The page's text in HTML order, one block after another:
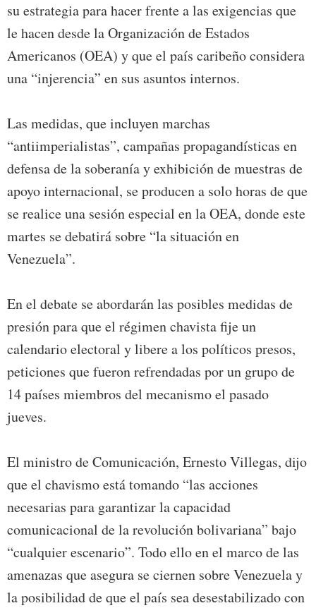
su estrategia para hacer frente a las exigencias que
le hacen desde la Organización de Estados
Americanos (OEA) y que el país caribeño considera
una “injerencia” en sus asuntos internos.
Las medidas, que incluyen marchas
“antiimperialistas”, campañas propagandísticas en
defensa de la soberanía y exhibición de muestras de
apoyo internacional, se producen a solo horas de que
se realice una sesión especial en la OEA, donde este
martes se debatirá sobre “la situación en
Venezuela”.
En el debate se abordarán las posibles medidas de
presión para que el régimen chavista fije un
calendario electoral y libere a los políticos presos,
peticiones que fueron refrendadas por un grupo de
14 países miembros del mecanismo el pasado
jueves.
El ministro de Comunicación, Ernesto Villegas, dijo
que el chavismo está tomando “las acciones
necesarias para garantizar la capacidad
comunicacional de la revolución bolivariana” bajo
“cualquier escenario”. Todo ello en el marco de las
amenazas que asegura se ciernen sobre Venezuela y
la posibilidad de que el país sea desestabilizado con